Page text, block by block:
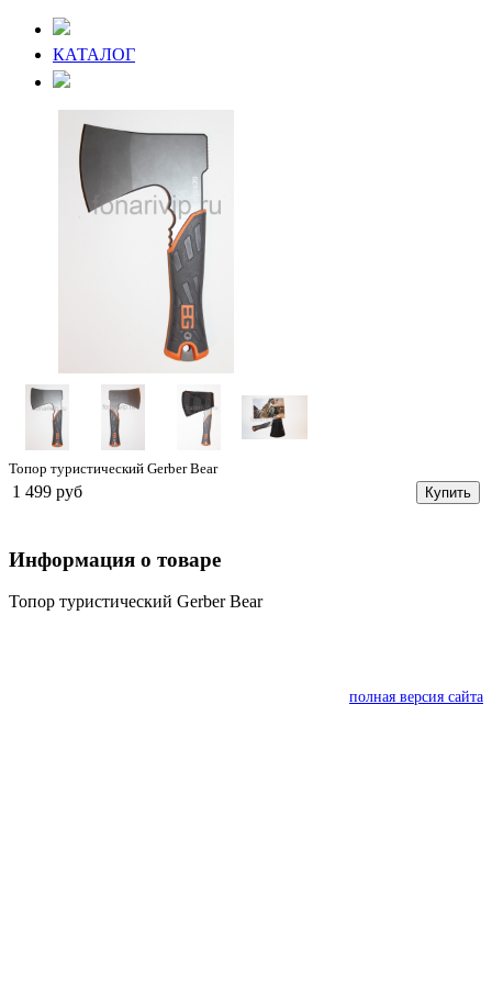
КАТАЛОГ
Топор туристический Gerber Bear
1 499 руб Купить
Информация о товаре
Топор туристический Gerber Bear
полная версия сайта